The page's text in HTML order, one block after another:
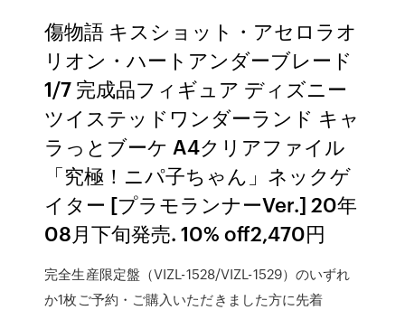
傷物語 キスショット・アセロラオ
リオン・ハートアンダーブレード
1/7 完成品フィギュア ディズニー
ツイステッドワンダーランド キャ
ラっとブーケ A4クリアファイル
「究極！ニパ子ちゃん」ネックゲ
イター [プラモランナーVer.] 20年
08月下旬発売. 10% off2,470円
完全生産限定盤（VIZL-1528/VIZL-1529）のいずれ
か1枚ご予約・ご購入いただきました方に先着